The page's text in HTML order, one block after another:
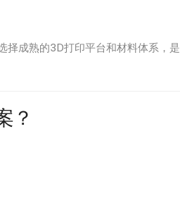
择成熟的3D打印平台和材料体系，是
？